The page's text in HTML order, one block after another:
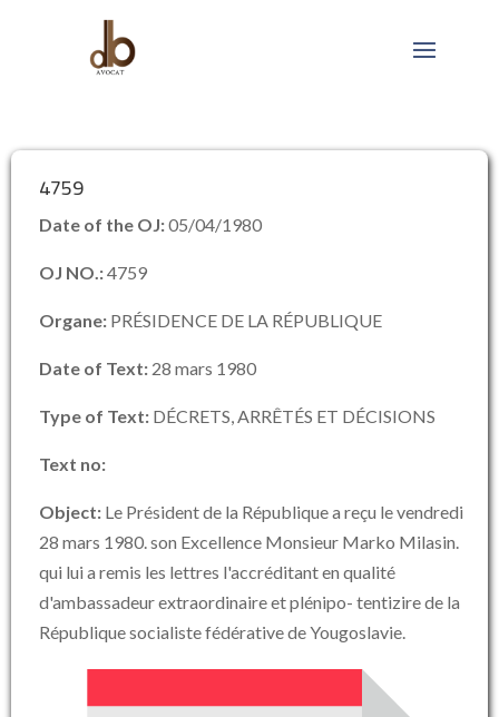
4759
Date of the OJ:05/04/1980
OJ NO.:4759
Organe: PRÉSIDENCE DE LA RÉPUBLIQUE
Date of Text: 28 mars 1980
Type of Text: DÉCRETS, ARRÊTÉS ET DÉCISIONS
Text no:
Object: Le Président de la République a reçu le vendredi
28 mars 1980. son Excellence Monsieur Marko Milasin.
qui lui a remis les lettres l'accréditant en qualité
d'ambassadeur extraordinaire et plénipo- tentizire de la
République socialiste fédérative de Yougoslavie.